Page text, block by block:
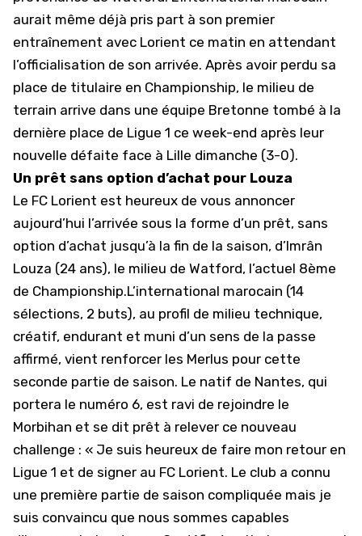
aurait même déjà pris part à son premier
entraînement avec Lorient ce matin en attendant
l’officialisation de son arrivée. Après avoir perdu sa
place de titulaire en Championship, le milieu de
terrain arrive dans une équipe Bretonne tombé à la
dernière place de Ligue 1 ce week-end après leur
nouvelle défaite face à Lille dimanche (3-0).
Un prêt sans option d’achat pour Louza
Le FC Lorient est heureux de vous annoncer
aujourd’hui l’arrivée sous la forme d’un prêt, sans
option d’achat jusqu’à la fin de la saison, d’Imrân
Louza (24 ans), le milieu de Watford, l’actuel 8ème
de Championship.L’international marocain (14
sélections, 2 buts), au profil de milieu technique,
créatif, endurant et muni d’un sens de la passe
affirmé, vient renforcer les Merlus pour cette
seconde partie de saison. Le natif de Nantes, qui
portera le numéro 6, est ravi de rejoindre le
Morbihan et se dit prêt à relever ce nouveau
challenge : « Je suis heureux de faire mon retour en
Ligue 1 et de signer au FC Lorient. Le club a connu
une première partie de saison compliquée mais je
suis convaincu que nous sommes capables